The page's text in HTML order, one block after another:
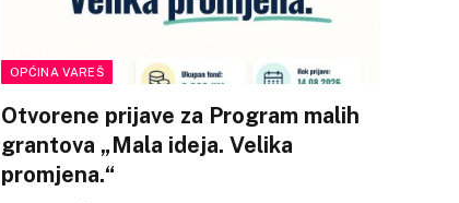
OPĆINA VAREŠ
Otvorene prijave za Program malih
grantova „Mala ideja. Velika
promjena.“